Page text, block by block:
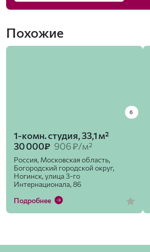
Похожие
6
1-комн. студия, 33,1 м²
30 000₽ 906 ₽/м²
Россия, Московская область,
Богородский городской округ,
Ногинск, улица 3-го
Интернационала, 86
Подробнее